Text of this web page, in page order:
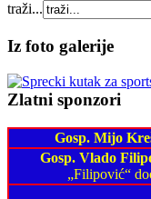
traži...
Iz foto galerije
Zlatni sponzori
Gosp. Mijo
Gosp. Vlado
„Filipović“